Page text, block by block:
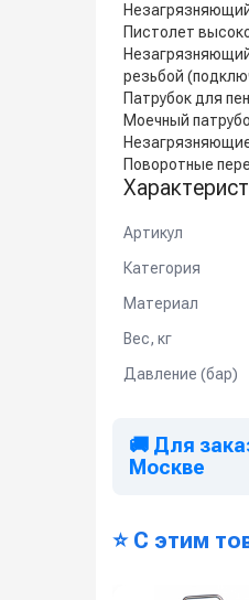
Пистолет
резьбой
Патрубок для
Моечный
Поворотные
Артикул
Категория
Материал
Вес, кг
Давление (бар)
🚚 Для
Москве
⭐ С этим